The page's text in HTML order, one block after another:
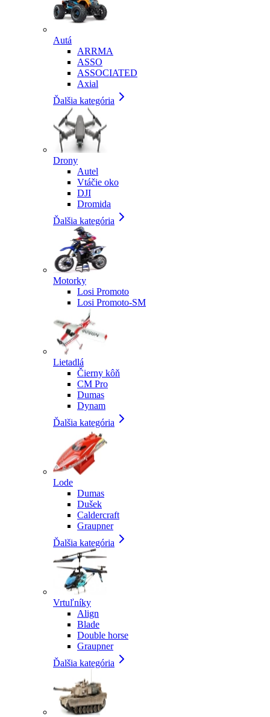
Autá
ARRMA
ASSO
ASSOCIATED
Axial
Ďalšia kategória
Drony
Autel
Vtáčie oko
DJI
Dromida
Ďalšia kategória
Motorky
Losi Promoto
Losi Promoto-SM
Lietadlá
Čierny kôň
CM Pro
Dumas
Dynam
Ďalšia kategória
Lode
Dumas
Dušek
Caldercraft
Graupner
Ďalšia kategória
Vrtuľníky
Align
Blade
Double horse
Graupner
Ďalšia kategória